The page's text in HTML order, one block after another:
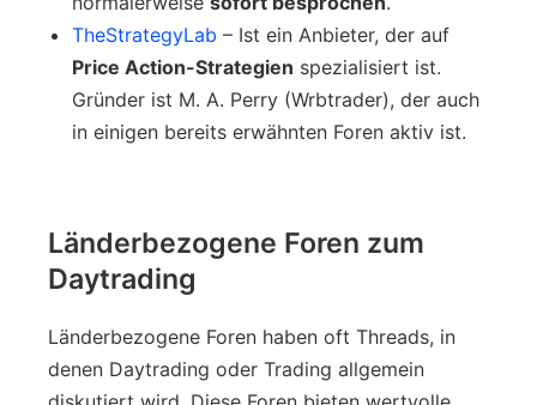
TheStrategyLab – Ist ein Anbieter, der auf
Price Action-Strategien spezialisiert ist.
Gründer ist M. A. Perry (Wrbtrader), der auch
in einigen bereits erwähnten Foren aktiv ist.
Länderbezogene Foren zum
Daytrading
Länderbezogene Foren haben oft Threads, in
denen Daytrading oder Trading allgemein